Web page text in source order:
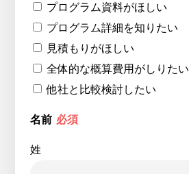
カウンセラー募集
プログラム資料がほしい
プログラム詳細を知りたい
見積もりがほしい
全体的な概算費用がしりたい
他社と比較検討したい
名前 必須
姓